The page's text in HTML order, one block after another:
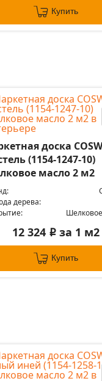
Купить
доска
(1154-1247-10)
масло 2 м2
дерева:
12 324 iза 1 м2
Купить